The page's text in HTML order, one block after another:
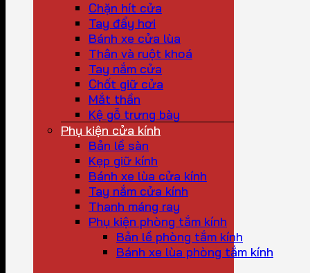
Chặn hít cửa
Tay đẩy hơi
Bánh xe cửa lùa
Thân và ruột khoá
Tay nắm cửa
Chốt giữ cửa
Mắt thần
Kệ gỗ trưng bày
Phụ kiện cửa kính
Bản lề sàn
Kẹp giữ kính
Bánh xe lùa cửa kính
Tay nắm cửa kính
Thanh máng ray
Phụ kiện phòng tắm kính
Bản lề phòng tắm kính
Bánh xe lùa phòng tắm kính